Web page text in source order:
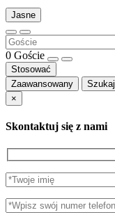
Jasne
0 Goście
Stosować
Zaawansowany
Szukaj
×
Skontaktuj się z nami